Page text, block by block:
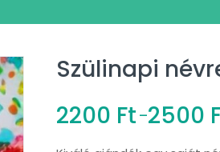
Szülinapi
2200 Ft –2500